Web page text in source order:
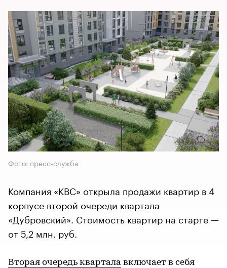
Фото: пресс-служба
Компания «КВС» открыла продажи квартир в 4
корпусе второй очереди квартала
«Дубровский». Стоимость квартир на старте —
от 5,2 млн. руб.
Вторая очередь квартала включает в себя